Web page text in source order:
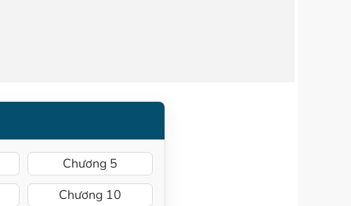
Chương 5
Chương 10